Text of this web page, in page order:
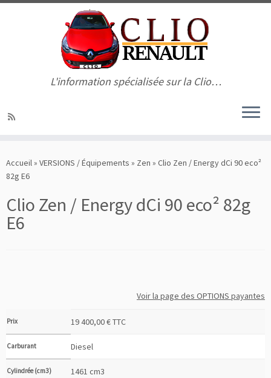
au
contenu
L'information spécialisée sur la Clio…
Accueil» VERSIONS / Équipements » Zen » Clio Zen / Energy dCi 90 eco²
82g E6
Clio Zen / Energy dCi 90 eco² 82g
E6
Voir la page des OPTIONS payantes
Prix 19 400,00 € TTC
Carburant Diesel
Cylindrée (cm3) 1461 cm3